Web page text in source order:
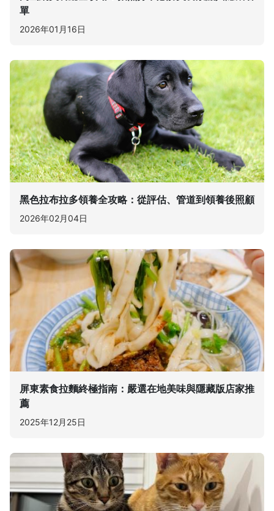
單
2026年01月16日
黑色拉布拉多領養全攻略：從評估、管道到領養後照顧
2026年02月04日
屏東素食拉麵終極指南：嚴選在地美味與隱藏版店家推
薦
2025年12月25日